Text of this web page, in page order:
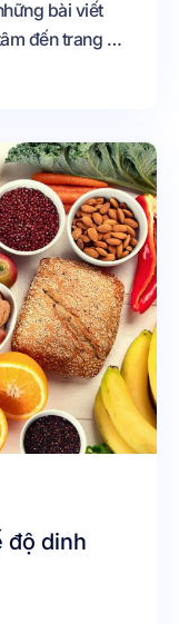
bài viết
đến trang cá
độ dinh